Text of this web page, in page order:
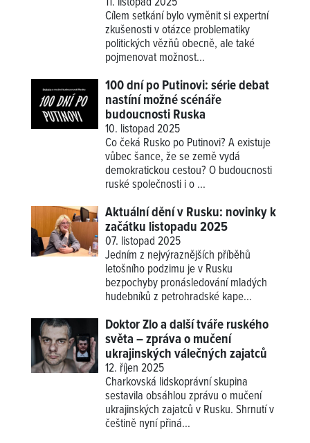
Cílem setkání bylo vyměnit si expertní
zkušenosti v otázce problematiky
politických vězňů obecně, ale také
pojmenovat možnost...
100 dní po Putinovi: série debat
nastíní možné scénáře
budoucnosti Ruska
10. listopad 2025
Co čeká Rusko po Putinovi? A existuje
vůbec šance, že se země vydá
demokratickou cestou? O budoucnosti
ruské společnosti i o ...
Aktuální dění v Rusku: novinky k
začátku listopadu 2025
07. listopad 2025
Jedním z nejvýraznějších příběhů
letošního podzimu je v Rusku
bezpochyby pronásledování mladých
hudebníků z petrohradské kape...
Doktor Zlo a další tváře ruského
světa – zpráva o mučení
ukrajinských válečných zajatců
12. říjen 2025
Charkovská lidskoprávní skupina
sestavila obsáhlou zprávu o mučení
ukrajinských zajatců v Rusku. Shrnutí v
češtině nyní přiná...